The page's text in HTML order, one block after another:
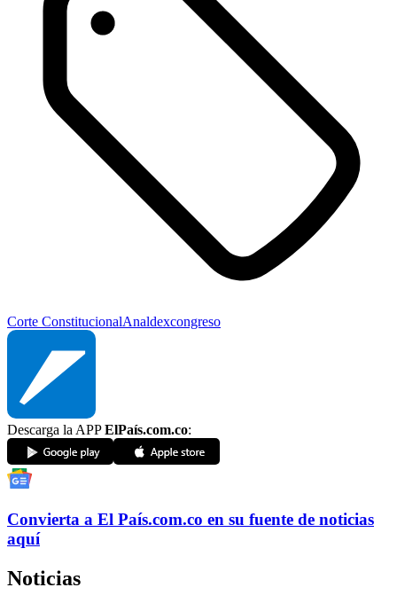
Corte ConstitucionalAnaldexcongreso
Descarga la APPElPaís.com.co:
Convierta a El País.com.co en su fuente de noticias
aquí
Noticias